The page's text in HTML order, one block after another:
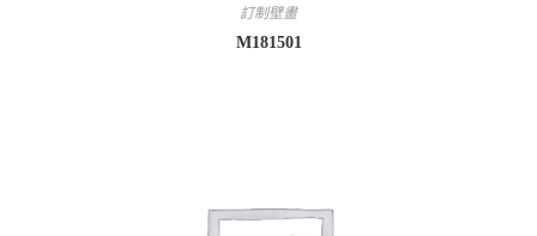
訂制壁畫
M181501